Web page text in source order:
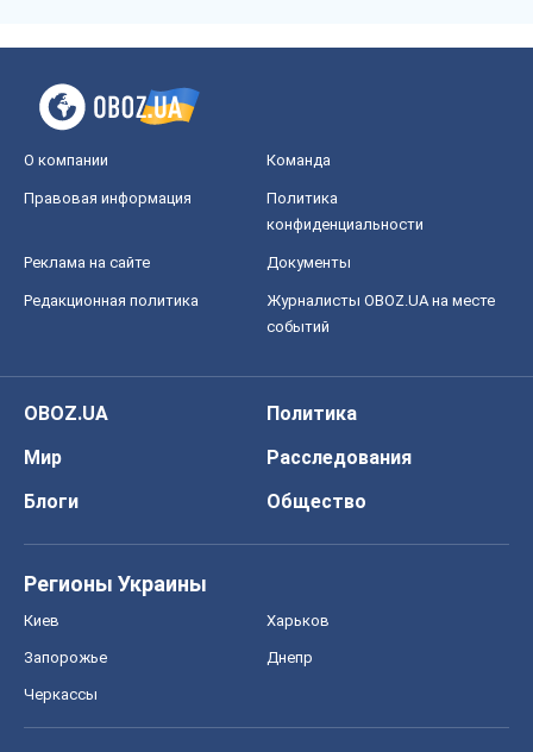
О компании Команда
Правовая информация
Политика
конфиденциальности
Реклама на сайте Документы
Редакционная политика
Журналисты OBOZ.UA на месте
событий
OBOZ.UA
Политика
Мир
Расследования
Блоги
Общество
Регионы Украины
Киев Харьков
Запорожье Днепр
Черкассы